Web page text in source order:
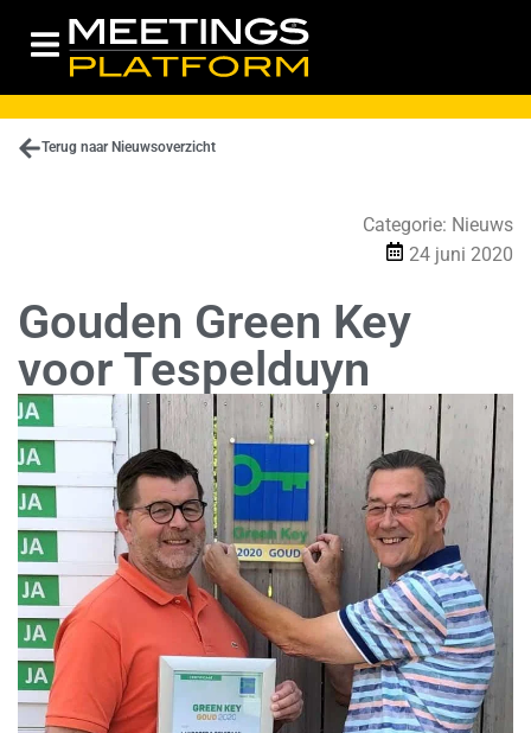
Terug naar Nieuwsoverzicht
Categorie: Nieuws
24 juni 2020
Gouden Green Key
voor Tespelduyn